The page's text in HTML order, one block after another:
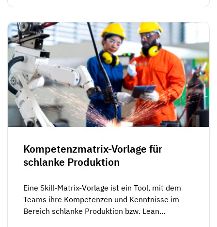
Kompetenzmatrix-Vorlage für
schlanke Produktion
Eine Skill-Matrix-Vorlage ist ein Tool, mit dem
Teams ihre Kompetenzen und Kenntnisse im
Bereich schlanke Produktion bzw. Lean...